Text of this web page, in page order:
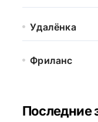
Удалёнка
Фриланс
Последние